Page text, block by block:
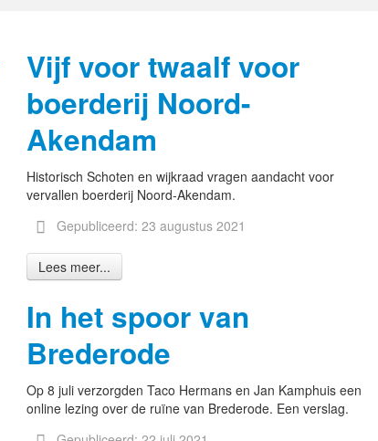
Vijf voor twaalf voor
boerderij Noord-
Akendam
Historisch Schoten en wijkraad vragen aandacht voor
vervallen boerderij Noord-Akendam.
Gepubliceerd: 23 augustus 2021
Lees meer...
In het spoor van
Brederode
Op 8 juli verzorgden Taco Hermans en Jan Kamphuis een
online lezing over de ruïne van Brederode. Een verslag.